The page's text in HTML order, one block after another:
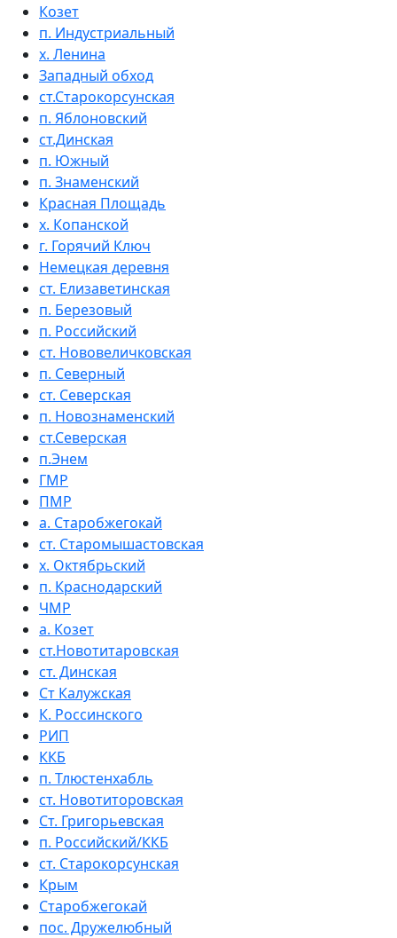
Козет
п. Индустриальный
х. Ленина
Западный обход
ст.Старокорсунская
п. Яблоновский
ст.Динская
п. Южный
п. Знаменский
Красная Площадь
х. Копанской
г. Горячий Ключ
Немецкая деревня
ст. Елизаветинская
п. Березовый
п. Российский
ст. Нововеличковская
п. Северный
ст. Северская
п. Новознаменский
ст.Северская
п.Энем
ГМР
ПМР
а. Старобжегокай
ст. Старомышастовская
х. Октябрьский
п. Краснодарский
ЧМР
а. Козет
ст.Новотитаровская
ст. Динская
Ст Калужская
К. Россинского
РИП
ККБ
п. Тлюстенхабль
ст. Новотиторовская
Ст. Григорьевская
п. Российский/ККБ
ст. Старокорсунская
Крым
Старобжегокай
пос. Дружелюбный